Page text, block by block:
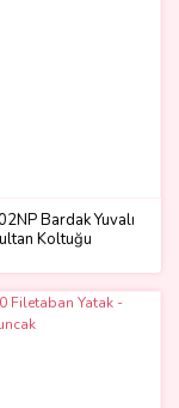
Bardak Yuvalı
Koltuğu